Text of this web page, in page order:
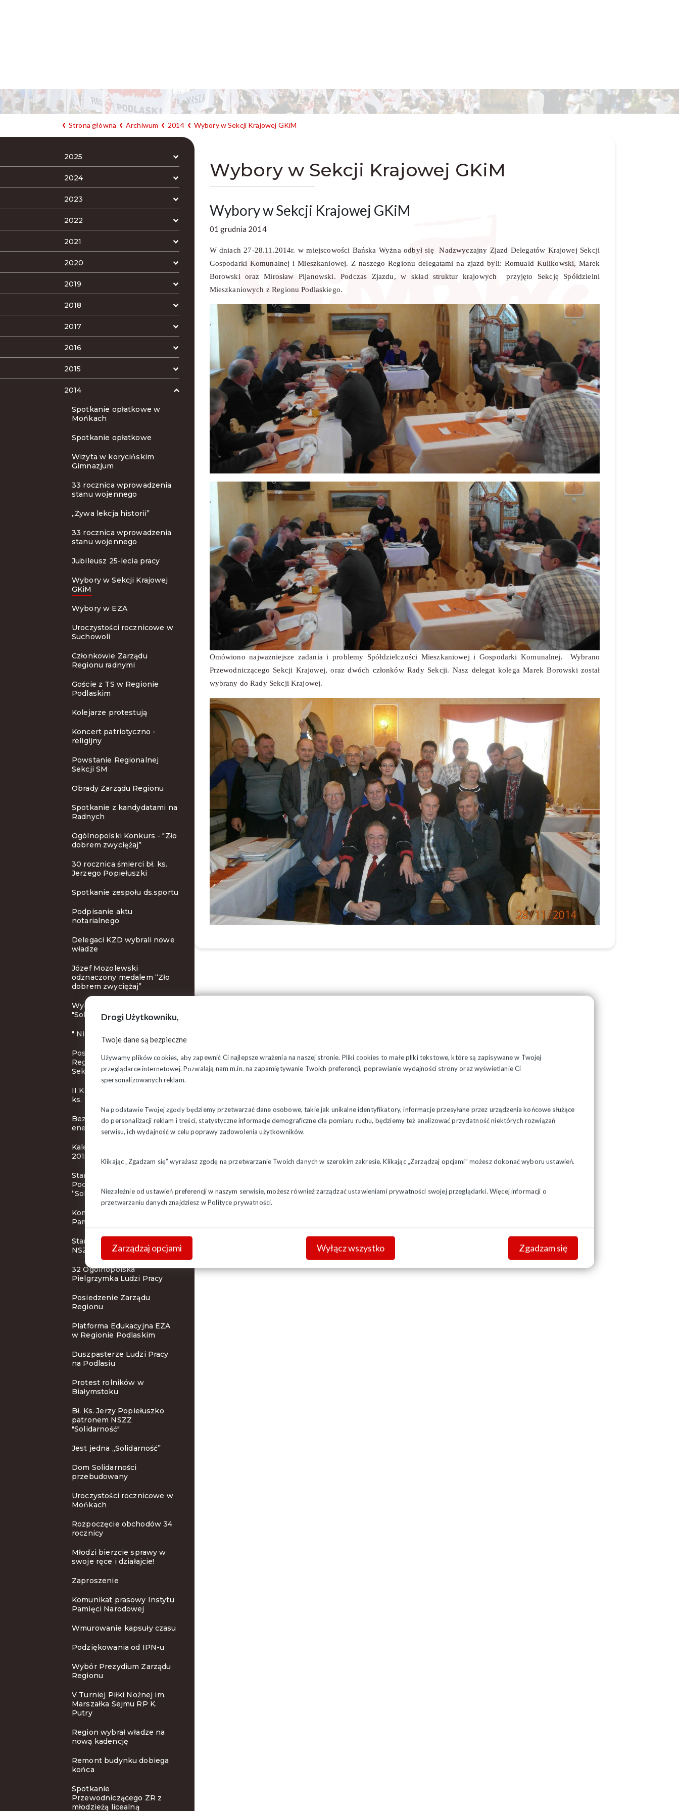
Drogi Użytkowniku,
Twoje dane są bezpieczne
Używamy plików cookies, aby zapewnić Ci najlepsze wrażenia na naszej stronie. Pliki cookies to małe pliki tekstowe, które są zapisywane w Twojej
przeglądarce internetowej. Pozwalają nam m.in. na zapamiętywanie Twoich preferencji, poprawianie wydajności strony oraz wyświetlanie Ci
spersonalizowanych reklam.
Na podstawie Twojej zgody będziemy przetwarzać dane osobowe, takie jak unikalne identyfikatory, informacje przesyłane przez urządzenia końcowe służące
do personalizacji reklam i treści, statystyczne informacje demograficzne dla pomiaru ruchu, będziemy też analizować przydatność niektórych rozwiązań
serwisu, ich wydajność w celu poprawy zadowolenia użytkowników.
Klikając „Zgadzam się” wyrażasz zgodę na przetwarzanie Twoich danych w szerokim zakresie. Klikając „Zarządzaj opcjami” możesz dokonać wyboru ustawień.
Niezależnie od ustawień preferencji w naszym serwisie, możesz również zarządzać ustawieniami prywatności swojej przeglądarki. Więcej informacji o
przetwarzaniu danych znajdziesz wPolityce prywatności.
Zarządzaj opcjami Wyłącz wszystko Zgadzam się
Strona główna Archiwum 2014 Wybory w Sekcji Krajowej GKiM
2025
2024
2023
2022
2021
2020
2019
2018
2017
2016
2015
2014
Spotkanie opłatkowe w
Mońkach
Spotkanie opłatkowe
Wizyta w korycińskim
Gimnazjum
33 rocznica wprowadzenia
stanu wojennego
„Żywa lekcja historii”
33 rocznica wprowadzenia
stanu wojennego
Jubileusz 25-lecia pracy
Wybory w Sekcji Krajowej
GKiM
Wybory w EZA
Uroczystości rocznicowe w
Suchowoli
Członkowie Zarządu
Regionu radnymi
Goście z TS w Regionie
Podlaskim
Kolejarze protestują
Koncert patriotyczno -
religijny
Powstanie Regionalnej
Sekcji SM
Obrady Zarządu Regionu
Spotkanie z kandydatami na
Radnych
Ogólnopolski Konkurs - "Zło
dobrem zwyciężaj”
30 rocznica śmierci bł. ks.
Jerzego Popiełuszki
Spotkanie zespołu ds.sportu
Podpisanie aktu
notarialnego
Delegaci KZD wybrali nowe
władze
Józef Mozolewski
odznaczony medalem “Zło
dobrem zwyciężaj”
Wybory nowych władz
"Solidarności"
" Nie znał Pan Jurka? "
Posiedzenie Rady
Regionalnej Podlaskiej
Sekcji Pożarnictwa
II Konkurs Poetycki im. bł.
ks. Popiełuszki
Bezpieczeństwo
energetyczne kraju
Kalendarze związkowe na
2015 rok
Stanowisko Prezydium ZR
Podlaskiego NSZZ
“Solidarność”
Komunikat prasowy Instytu
Pamięci Narodowej
Stanowisko Prezydium KK
NSZZ “Solidarność”
32 Ogólnopolska
Pielgrzymka Ludzi Pracy
Posiedzenie Zarządu
Regionu
Platforma Edukacyjna EZA
w Regionie Podlaskim
Duszpasterze Ludzi Pracy
na Podlasiu
Protest rolników w
Białymstoku
Bł. Ks. Jerzy Popiełuszko
patronem NSZZ
"Solidarność"
Jest jedna „Solidarność”
Dom Solidarności
przebudowany
Uroczystości rocznicowe w
Mońkach
Rozpoczęcie obchodów 34
rocznicy
Młodzi bierzcie sprawy w
swoje ręce i działajcie!
Zaproszenie
Komunikat prasowy Instytu
Pamięci Narodowej
Wmurowanie kapsuły czasu
Podziękowania od IPN-u
Wybór Prezydium Zarządu
Regionu
V Turniej Piłki Nożnej im.
Marszałka Sejmu RP K.
Putry
Region wybrał władze na
nową kadencję
Remont budynku dobiega
końca
Spotkanie
Przewodniczącego ZR z
młodzieżą licealną
Wybory w Sekcji Krajowej GKiM
Wybory w Sekcji Krajowej GKiM
01 grudnia 2014
W dniach 27-28.11.2014r. w miejscowości Bańska Wyżna odbył się Nadzwyczajny Zjazd Delegatów Krajowej Sekcji
Gospodarki Komunalnej i Mieszkaniowej. Z naszego Regionu delegatami na zjazd byli: Romuald Kulikowski, Marek
Borowski oraz Mirosław Pijanowski. Podczas Zjazdu, w skład struktur krajowych przyjęto Sekcję Spółdzielni
Mieszkaniowych z Regionu Podlaskiego.
Omówiono najważniejsze zadania i problemy Spółdzielczości Mieszkaniowej i Gospodarki Komunalnej. Wybrano
Przewodniczącego Sekcji Krajowej, oraz dwóch członków Rady Sekcji. Nasz delegat kolega Marek Borowski został
wybrany do Rady Sekcji Krajowej.